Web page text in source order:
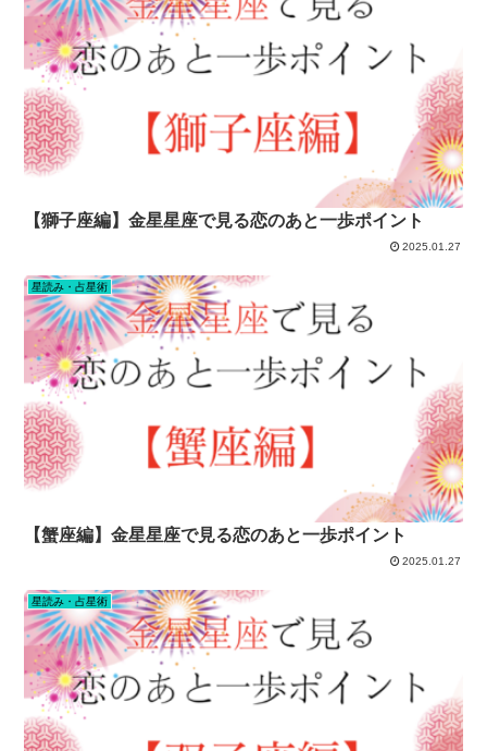
【獅子座編】金星星座で見る恋のあと一歩ポイント
2025.01.27
星読み・占星術
【蟹座編】金星星座で見る恋のあと一歩ポイント
2025.01.27
星読み・占星術